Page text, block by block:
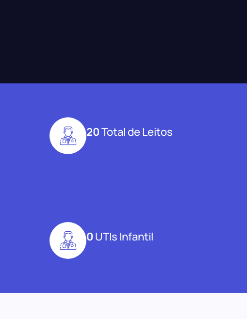
20Total de Leitos
0 UTIs Infantil